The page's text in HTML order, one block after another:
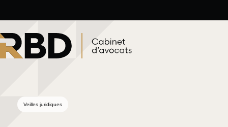
au
contenu
Veilles juridiques